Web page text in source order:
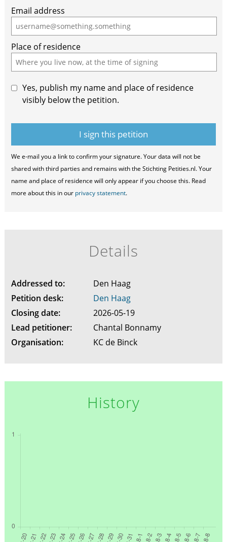
a
human,
ignore
this
field
Email address
Place of residence
Yes, publish my name and place of residence
visibly below the petition.
We e-mail you a link to confirm your signature. Your data will not be
shared with third parties and remains with the Stichting Petities.nl. Your
name and place of residence will only appear if you choose this. Read
more about this in our privacy statement.
Details
Addressed to:
Den Haag
Petition desk:
Den Haag
Closing date:
2026-05-19
Lead petitioner:
Chantal Bonnamy
Organisation:
KC de Binck
History